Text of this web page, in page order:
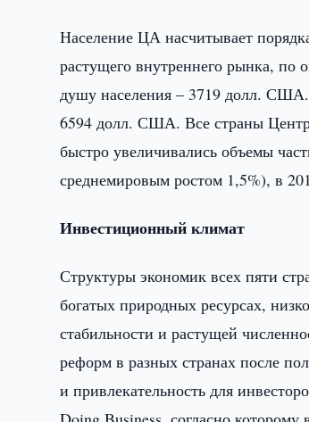
Население ЦА насчитывает
растущего внутреннего рынка,
душу населения – 3719 долл.
6594 долл. США. Все страны
быстро увеличивались объемы
среднемировым ростом 1,5%), в
Инвестиционный климат
Структуры экономик всех пяти
богатых природных ресурсах,
стабильности и растущей
реформ в разных странах после
и привлекательность для